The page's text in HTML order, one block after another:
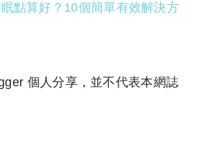
眠點算好？10個簡單有效解決方
個人分享，並不代表本網誌